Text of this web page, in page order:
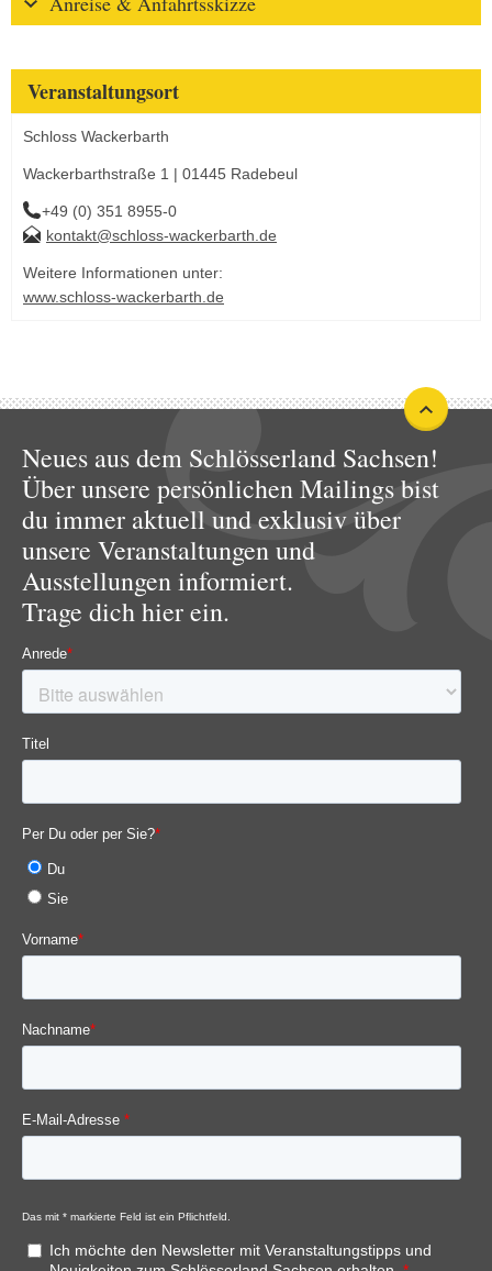
Veranstaltungsort
Schloss Wackerbarth
Wackerbarthstraße 1 | 01445 Radebeul
+49 (0) 351 8955-0
kontakt@schloss-wackerbarth.de
Weitere Informationen unter:
www.schloss-wackerbarth.de
Neues aus dem Schlösserland Sachsen!
Über unsere persönlichen Mailings bist
du immer aktuell und exklusiv über
unsere Veranstaltungen und
Ausstellungen informiert.
Trage dich hier ein.